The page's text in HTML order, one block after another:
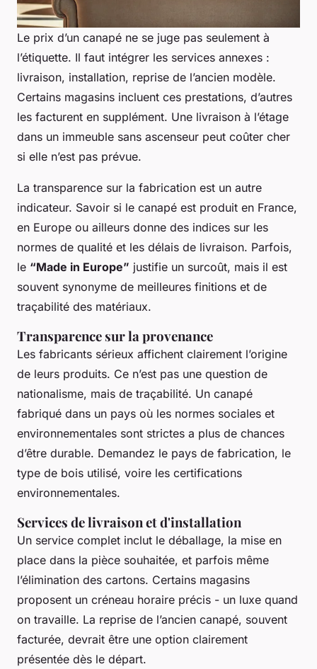
Le prix d’un canapé ne se juge pas seulement à
l’étiquette. Il faut intégrer les services annexes :
livraison, installation, reprise de l’ancien modèle.
Certains magasins incluent ces prestations, d’autres
les facturent en supplément. Une livraison à l’étage
dans un immeuble sans ascenseur peut coûter cher
si elle n’est pas prévue.
La transparence sur la fabrication est un autre
indicateur. Savoir si le canapé est produit en France,
en Europe ou ailleurs donne des indices sur les
normes de qualité et les délais de livraison. Parfois,
le “Made in Europe” justifie un surcoût, mais il est
souvent synonyme de meilleures finitions et de
traçabilité des matériaux.
Transparence sur la provenance
Les fabricants sérieux affichent clairement l’origine
de leurs produits. Ce n’est pas une question de
nationalisme, mais de traçabilité. Un canapé
fabriqué dans un pays où les normes sociales et
environnementales sont strictes a plus de chances
d’être durable. Demandez le pays de fabrication, le
type de bois utilisé, voire les certifications
environnementales.
Services de livraison et d'installation
Un service complet inclut le déballage, la mise en
place dans la pièce souhaitée, et parfois même
l’élimination des cartons. Certains magasins
proposent un créneau horaire précis - un luxe quand
on travaille. La reprise de l’ancien canapé, souvent
facturée, devrait être une option clairement
présentée dès le départ.